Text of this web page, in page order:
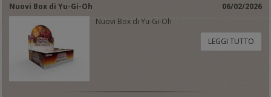
Nuovi Box di Yu-Gi-Oh
06/02/2026
Nuovi Box di Yu-Gi-Oh
LEGGI TUTTO